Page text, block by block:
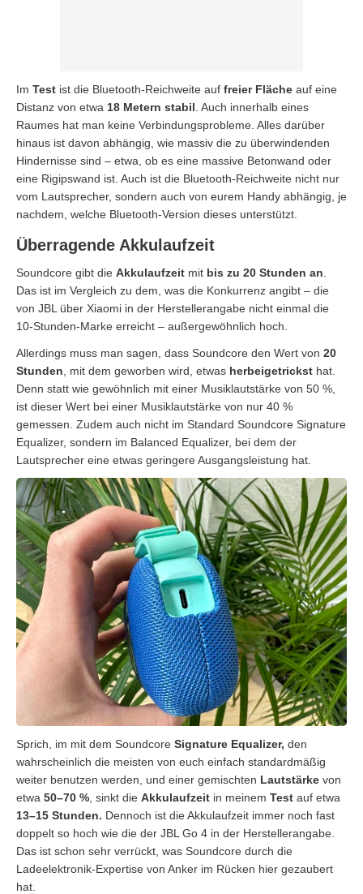
Im Test ist die Bluetooth-Reichweite auf freier Fläche auf eine
Distanz von etwa 18 Metern stabil . Auch innerhalb eines
Raumes hat man keine Verbindungsprobleme. Alles darüber
hinaus ist davon abhängig, wie massiv die zu überwindenden
Hindernisse sind – etwa, ob es eine massive Betonwand oder
eine Rigipswand ist. Auch ist die Bluetooth-Reichweite nicht nur
vom Lautsprecher, sondern auch von eurem Handy abhängig, je
nachdem, welche Bluetooth-Version dieses unterstützt.
Überragende Akkulaufzeit
Soundcore gibt die Akkulaufzeit mit bis zu 20 Stunden an
Das ist im Vergleich zu dem, was die Konkurrenz angibt – die
von JBL über Xiaomi in der Herstellerangabe nicht einmal die
10-Stunden-Marke erreicht – außergewöhnlich hoch.
Allerdings muss man sagen, dass Soundcore den Wert von 20
Stunden , mit dem geworben wird, etwas herbeigetrickst hat.
Denn statt wie gewöhnlich mit einer Musiklautstärke von 50 %,
ist dieser Wert bei einer Musiklautstärke von nur 40 %
gemessen. Zudem auch nicht im Standard Soundcore Signature
Equalizer, sondern im Balanced Equalizer, bei dem der
Lautsprecher eine etwas geringere Ausgangsleistung hat.
Sprich, im mit dem Soundcore Signature Equalizer, den
wahrscheinlich die meisten von euch einfach standardmäßig
weiter benutzen werden, und einer gemischten Lautstärke von
etwa 50–70 % , sinkt die Akkulaufzeit in meinem Test auf etwa
13–15 Stunden. Dennoch ist die Akkulaufzeit immer noch fast
doppelt so hoch wie die der JBL Go 4 in der Herstellerangabe.
Das ist schon sehr verrückt, was Soundcore durch die
Ladeelektronik-Expertise von Anker im Rücken hier gezaubert
hat.